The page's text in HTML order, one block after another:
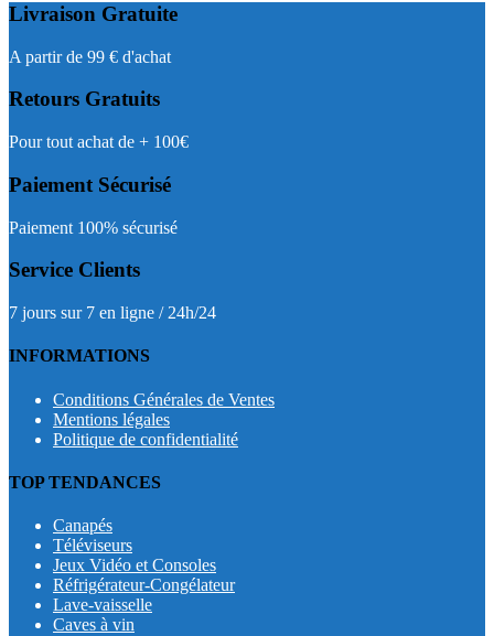
Livraison Gratuite
A partir de 99 € d'achat
Retours Gratuits
Pour tout achat de + 100€
Paiement Sécurisé
Paiement 100% sécurisé
Service Clients
7 jours sur 7 en ligne / 24h/24
INFORMATIONS
Conditions Générales de Ventes
Mentions légales
Politique de confidentialité
TOP TENDANCES
Canapés
Téléviseurs
Jeux Vidéo et Consoles
Réfrigérateur-Congélateur
Lave-vaisselle
Caves à vin